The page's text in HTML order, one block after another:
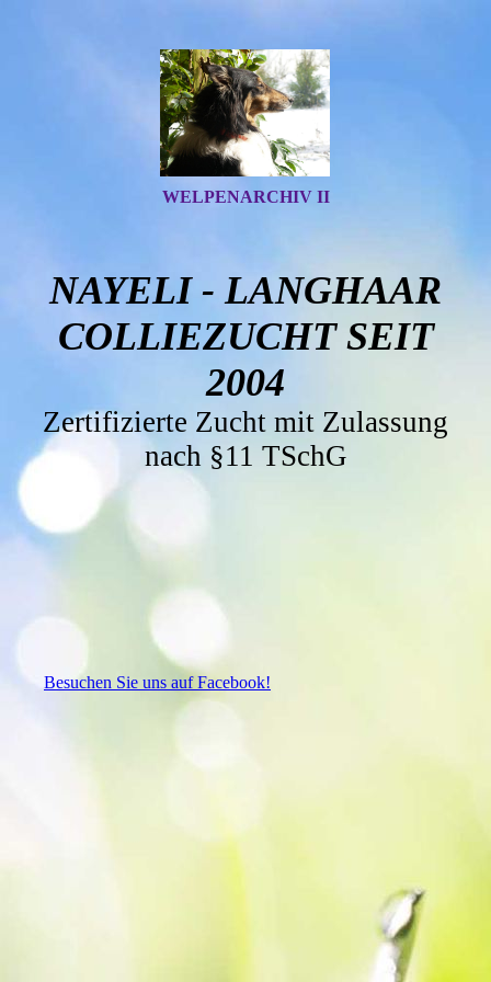
WELPENARCHIV II
NAYELI - LANGHAAR
COLLIEZUCHT SEIT
2004
Zertifizierte Zucht mit Zulassung
nach §11 TSchG
Besuchen Sie uns auf Facebook!